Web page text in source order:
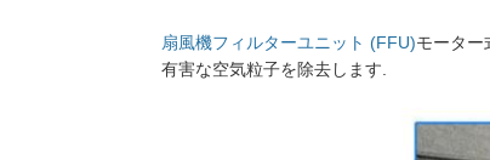
扇風機フィルターユニット (FFU)モーター
有害な空気粒子を除去します.